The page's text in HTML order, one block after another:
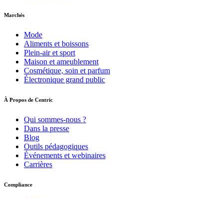
Marchés
Mode
Aliments et boissons
Plein-air et sport
Maison et ameublement
Cosmétique, soin et parfum
Électronique grand public
À Propos de Centric
Qui sommes-nous ?
Dans la presse
Blog
Outils pédagogiques
Événements et webinaires
Carrières
Compliance